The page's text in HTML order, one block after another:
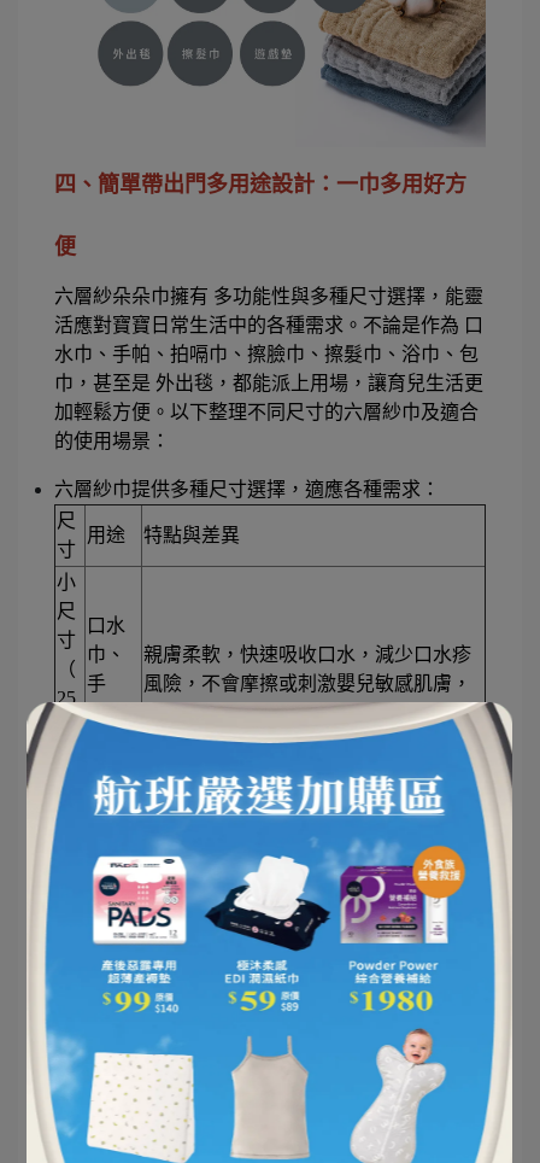
四、簡單帶出門多用途設計：一巾多用好方
便
六層紗朵朵巾擁有 多功能性與多種尺寸選擇，能靈
活應對寶寶日常生活中的各種需求。不論是作為 口
水巾、手帕、拍嗝巾、擦臉巾、擦髮巾、浴巾、包
巾，甚至是 外出毯，都能派上用場，讓育兒生活更
加輕鬆方便。以下整理不同尺寸的六層紗巾及適合
的使用場景：
六層紗巾提供多種尺寸選擇，適應各種需求：
尺
寸
用途 特點與差異
小
尺
寸
（
25
0c
m
）
口水
巾、
手
帕、
巾
親膚柔軟，快速吸收口水，減少口水疹
風險，不會摩擦或刺激嬰兒敏感肌膚，
吃奶或拍嗝時能防止口水弄濕衣物，保
持寶寶臉部與頸部乾爽舒適。
）
擦臉
巾、
外出
蓋
毯、
巾
輕便多用途，適合外出使用，透氣性
好，能在夏天保持涼爽，且吸水性佳，
能迅速吸乾濕髮或擦拭臉部。擦髮巾可
盡快擦乾寶寶濕髮，外出蓋毯適合放在
嬰兒推車
尺
包